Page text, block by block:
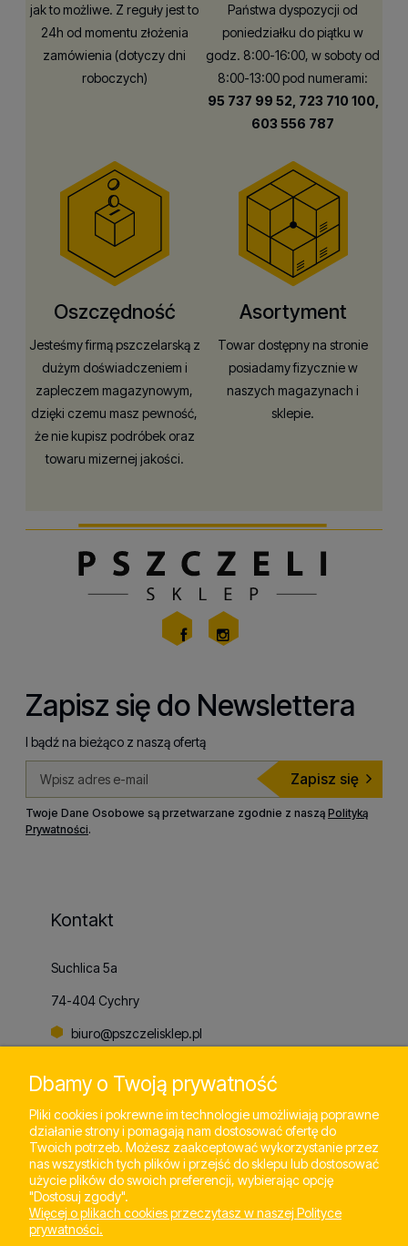
jak to możliwe. Z reguły jest to
24h od momentu złożenia
zamówienia (dotyczy dni
roboczych)
Państwa dyspozycji od
poniedziałku do piątku w
godz. 8:00-16:00, w soboty od
8:00-13:00 pod numerami:
95 737 99 52, 723 710 100,
603 556 787
Oszczędność
Jesteśmy firmą pszczelarską z
dużym doświadczeniem i
zapleczem magazynowym,
dzięki czemu masz pewność,
że nie kupisz podróbek oraz
towaru mizernej jakości.
Asortyment
Towar dostępny na stronie
posiadamy fizycznie w
naszych magazynach i
sklepie.
Zapisz się do Newslettera
I bądź na bieżąco z naszą ofertą
Zapisz się
Twoje Dane Osobowe są przetwarzane zgodnie z naszą Polityką
Prywatności.
Kontakt
Suchlica 5a
74-404 Cychry
biuro@pszczelisklep.pl
Pomoc
Moje konto
Dbamy o Twoją prywatność
Pliki cookies i pokrewne im technologie umożliwiają poprawne
działanie strony i pomagają nam dostosować ofertę do
Twoich potrzeb. Możesz zaakceptować wykorzystanie przez
nas wszystkich tych plików i przejść do sklepu lub dostosować
użycie plików do swoich preferencji, wybierając opcję
"Dostosuj zgody".
Więcej o plikach cookies przeczytasz w naszej Polityce
prywatności.